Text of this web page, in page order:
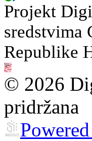
Projekt
sredstvima
Republike
© 2026
pridržana